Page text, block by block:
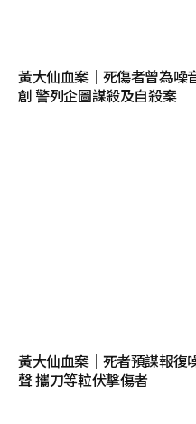
黃大仙血案│死傷者曾為噪
創 警列企圖謀殺及自殺案
黃大仙血案│死者預謀報復
聲 攜刀等𨋢伏擊傷者